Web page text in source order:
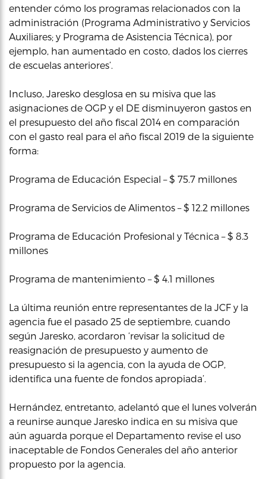
entender cómo los programas relacionados con la
administración (Programa Administrativo y Servicios
Auxiliares; y Programa de Asistencia Técnica), por
ejemplo, han aumentado en costo, dados los cierres
de escuelas anteriores’.
Incluso, Jaresko desglosa en su misiva que las
asignaciones de OGP y el DE disminuyeron gastos en
el presupuesto del año fiscal 2014 en comparación
con el gasto real para el año fiscal 2019 de la siguiente
forma:
Programa de Educación Especial – $ 75.7 millones
Programa de Servicios de Alimentos – $ 12.2 millones
Programa de Educación Profesional y Técnica – $ 8.3
millones
Programa de mantenimiento – $ 4.1 millones
La última reunión entre representantes de la JCF y la
agencia fue el pasado 25 de septiembre, cuando
según Jaresko, acordaron ‘revisar la solicitud de
reasignación de presupuesto y aumento de
presupuesto si la agencia, con la ayuda de OGP,
identifica una fuente de fondos apropiada’.
Hernández, entretanto, adelantó que el lunes volverán
a reunirse aunque Jaresko indica en su misiva que
aún aguarda porque el Departamento revise el uso
inaceptable de Fondos Generales del año anterior
propuesto por la agencia.